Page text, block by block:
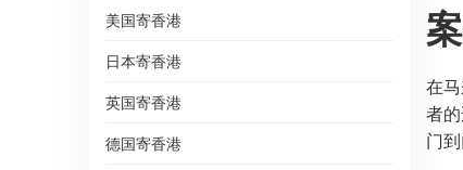
美国寄香港
日本寄香港
英国寄香港
德国寄香港
在
者
门